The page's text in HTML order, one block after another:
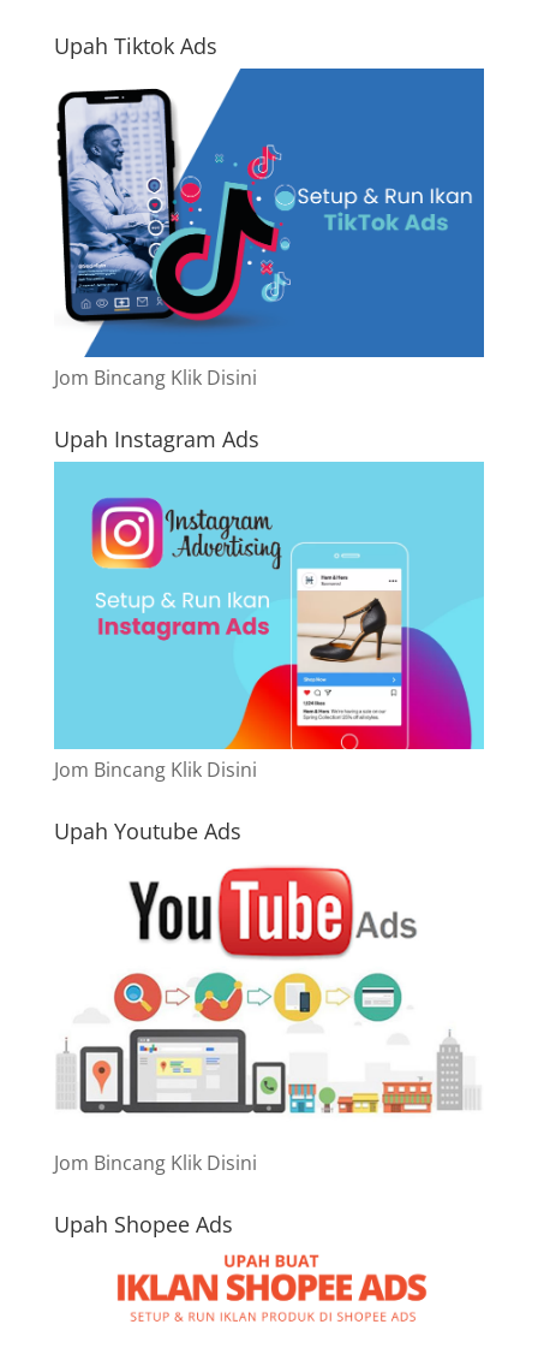
Upah Tiktok Ads
Jom Bincang Klik Disini
Upah Instagram Ads
Jom Bincang Klik Disini
Upah Youtube Ads
Jom Bincang Klik Disini
Upah Shopee Ads